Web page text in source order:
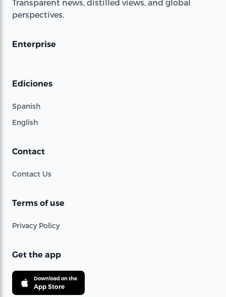
Transparent news, distilled views, and global
perspectives.
Enterprise
Ediciones
Spanish
English
Contact
Contact Us
Terms of use
Privacy Policy
Get the app
Download on the
App Store